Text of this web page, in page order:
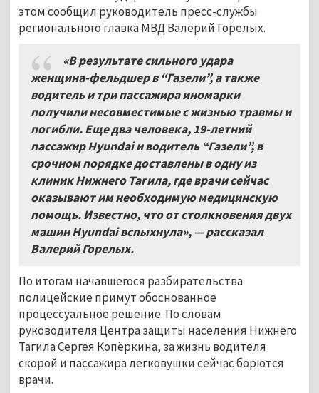
этом сообщил руководитель пресс-службы
регионального главка МВД Валерий Горелых.
«В результате сильного удара
женщина-фельдшер в “Газели”, а также
водитель и три пассажира иномарки
получили несовместимые с жизнью травмы и
погибли. Еще два человека, 19-летний
пассажир Hyundai и водитель “Газели”, в
срочном порядке доставлены в одну из
клиник Нижнего Тагила, где врачи сейчас
оказывают им необходимую медицинскую
помощь. Известно, что от столкновения двух
машин Hyundai вспыхнула», — рассказал
Валерий Горелых.
По итогам начавшегося разбирательства
полицейские примут обоснованное
процессуальное решение. По словам
руководителя Центра защиты населения Нижнего
Тагила Сергея Копёркина, за жизнь водителя
скорой и пассажира легковушки сейчас борются
врачи.